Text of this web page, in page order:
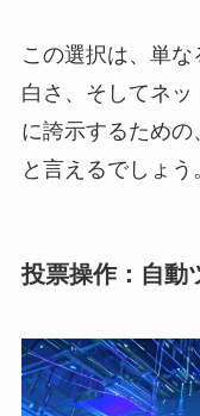
この選択は、単
白さ、そしてネ
に誇示するため
と言えるでしょう
投票操作：自動